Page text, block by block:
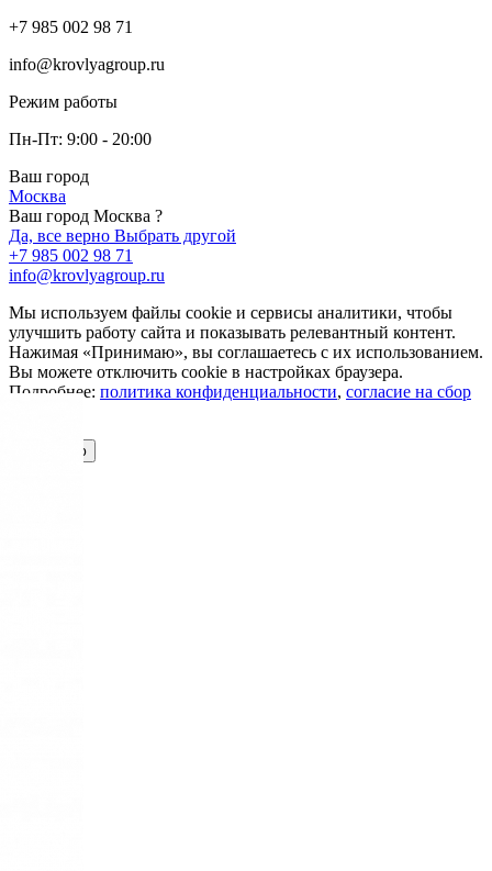
+7 985 002 98 71
info@krovlyagroup.ru
Режим работы
Пн-Пт: 9:00 - 20:00
Ваш город
Москва
Ваш город Москва ?
Да, все верно Выбрать другой
+7 985 002 98 71
info@krovlyagroup.ru
Мы используем файлы cookie и сервисы аналитики, чтобы
улучшить работу сайта и показывать релевантный контент.
Нажимая «Принимаю», вы соглашаетесь с их использованием.
Вы можете отключить cookie в настройках браузера.
Подробнее: политика конфиденциальности, согласие на сбор
Принимаю